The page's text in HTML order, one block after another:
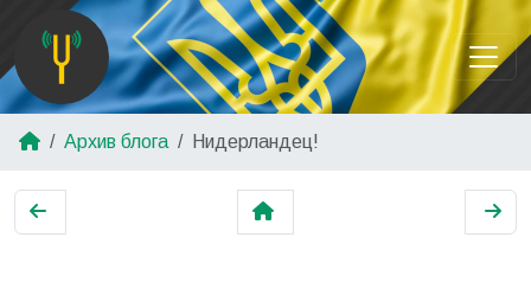
Архив блога Нидерландец!